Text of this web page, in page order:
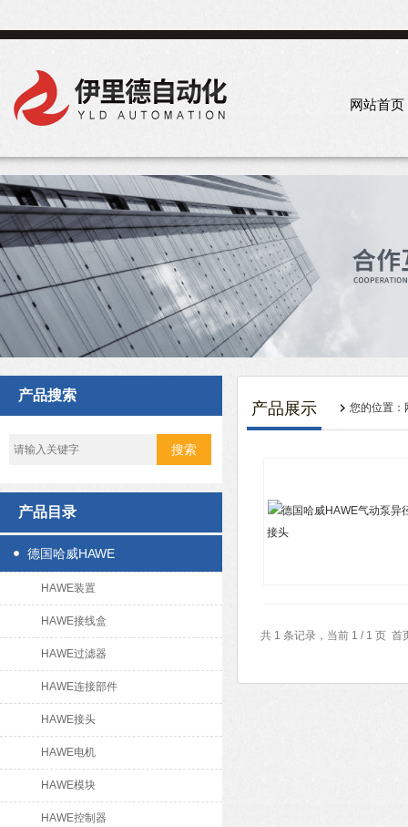
网站首页
产品搜索
产品目录
德国哈威HAWE
HAWE装置
HAWE接线盒
HAWE过滤器
HAWE连接部件
HAWE接头
HAWE电机
HAWE模块
HAWE控制器
产品展示 您的位置：
共 1 条记录，当前 1 / 1 页